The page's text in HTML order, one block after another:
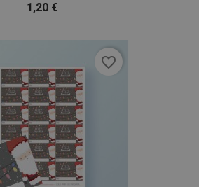
1,20 €
favorite_border